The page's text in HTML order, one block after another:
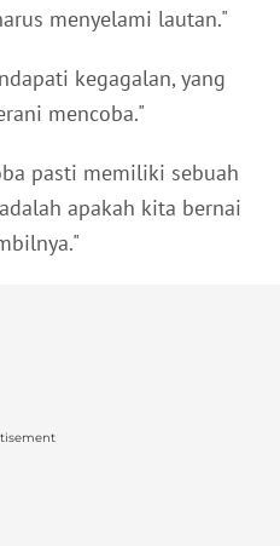
menyelami lautan."
kegagalan, yang
mencoba."
pasti memiliki sebuah
apakah kita bernai